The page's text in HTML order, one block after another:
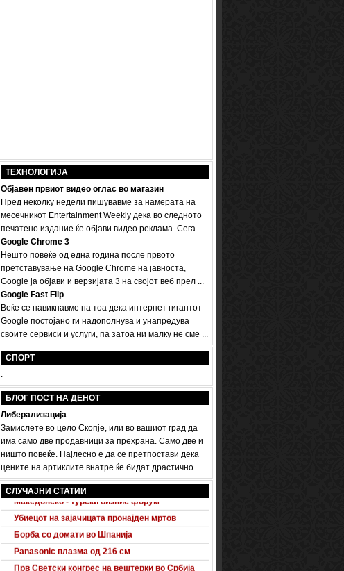
ТЕХНОЛОГИЈА
Објавен првиот видео оглас во магазин
Пред неколку недели пишувавме за намерата на
месечникот Entertainment Weekly дека во следното
печатено издание ќе објави видео реклама. Сега ...
Google Chrome 3
Нешто повеќе од една година после првото
претставување на Google Chrome на јавноста,
Google ја објави и верзијата 3 на својот веб прел ...
Google Fast Flip
Веќе се навикнавме на тоа дека интернет гигантот
Google постојано ги надополнува и унапредува
своите сервиси и услуги, па затоа ни малку не сме ...
СПОРТ
.
БЛОГ ПОСТ НА ДЕНОТ
Либерализација
Замислете во цело Скопје, или во вашиот град да
има само две продавници за прехрана. Само две и
ништо повеќе. Најлесно е да се претпостави дека
цените на артиклите внатре ќе бидат драстично ...
СЛУЧАЈНИ СТАТИИ
Audi A5 Sportback потполно разоткриен
Македонско - турски бизнис форум
Убиецот на зајачицата пронајден мртов
Борба со домати во Шпанија
Panasonic плазма од 216 см
Прв Светски конгрес на вештерки во Србија